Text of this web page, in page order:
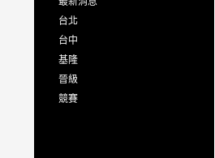
台北
台中
基隆
晉級
競賽